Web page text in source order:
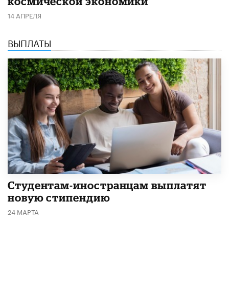
14 АПРЕЛЯ
ВЫПЛАТЫ
Студентам-иностранцам выплатят
новую стипендию
24 МАРТА